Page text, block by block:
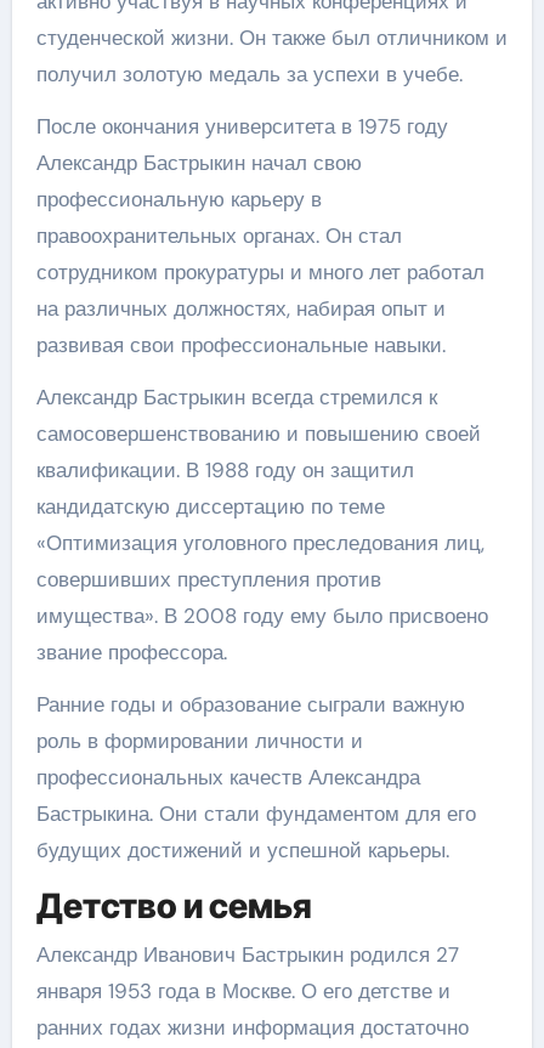
студенческой жизни. Он также был отличником и
получил золотую медаль за успехи в учебе.
После окончания университета в 1975 году
Александр Бастрыкин начал свою
профессиональную карьеру в
правоохранительных органах. Он стал
сотрудником прокуратуры и много лет работал
на различных должностях, набирая опыт и
развивая свои профессиональные навыки.
Александр Бастрыкин всегда стремился к
самосовершенствованию и повышению своей
квалификации. В 1988 году он защитил
кандидатскую диссертацию по теме
«Оптимизация уголовного преследования лиц,
совершивших преступления против
имущества». В 2008 году ему было присвоено
звание профессора.
Ранние годы и образование сыграли важную
роль в формировании личности и
профессиональных качеств Александра
Бастрыкина. Они стали фундаментом для его
будущих достижений и успешной карьеры.
Детство и семья
Александр Иванович Бастрыкин родился 27
января 1953 года в Москве. О его детстве и
ранних годах жизни информация достаточно